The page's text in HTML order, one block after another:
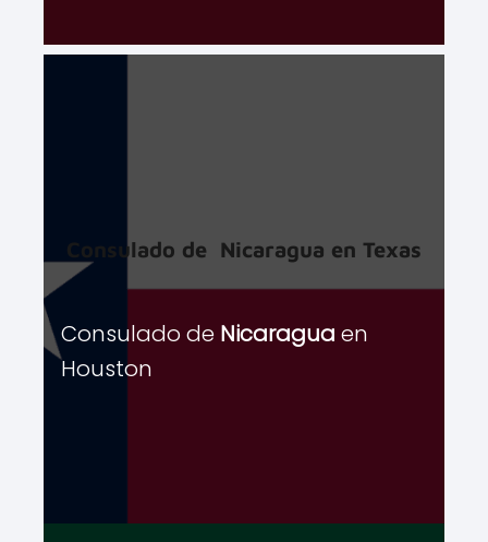
Consulado de Nicaragua en Texas
Consulado de Nicaragua en
Houston